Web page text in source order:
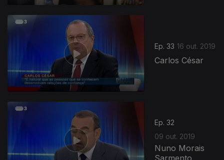
Ep. 33 16 out. 2019
Carlos César
Ep. 32
09 out. 2019
Nuno Morais
Sarmento